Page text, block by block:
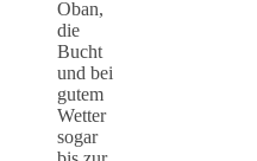
Oban,
die
Bucht
und bei
gutem
Wetter
sogar